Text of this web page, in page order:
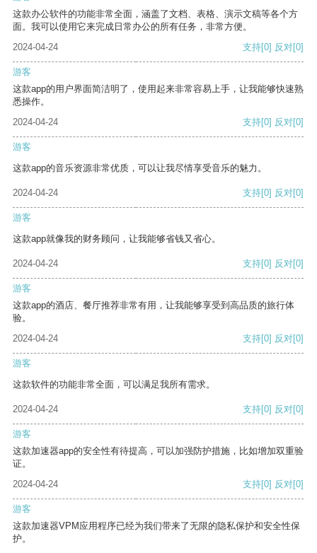
这款办公软件的功能非常全面，涵盖了文档、表格、演示文稿等各个方
面。我可以使用它来完成日常办公的所有任务，非常方便。
2024-04-24
支持[0] 反对[0]
游客
这款app的用户界面简洁明了，使用起来非常容易上手，让我能够快速熟
悉操作。
2024-04-24
支持[0] 反对[0]
游客
这款app的音乐资源非常优质，可以让我尽情享受音乐的魅力。
2024-04-24 支持[0] 反对[0]
游客
这款app就像我的财务顾问，让我能够省钱又省心。
2024-04-24 支持[0] 反对[0]
游客
这款app的酒店、餐厅推荐非常有用，让我能够享受到高品质的旅行体
验。
2024-04-24
支持[0] 反对[0]
游客
这款软件的功能非常全面，可以满足我所有需求。
2024-04-24 支持[0] 反对[0]
游客
这款加速器app的安全性有待提高，可以加强防护措施，比如增加双重验
证。
2024-04-24
支持[0] 反对[0]
游客
这款加速器VPM应用程序已经为我们带来了无限的隐私保护和安全性保
护。